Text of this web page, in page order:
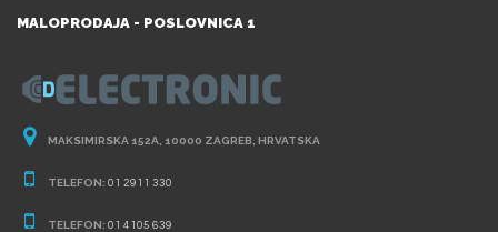
MALOPRODAJA - POSLOVNICA 1
MAKSIMIRSKA 152A, 10000 ZAGREB, HRVATSKA
TELEFON: 01 2911 330
TELEFON: 01 4105 639